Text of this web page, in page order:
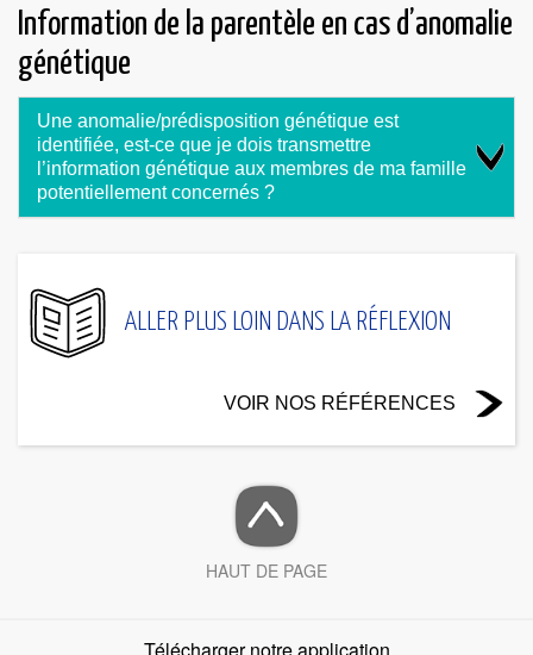
Information de la parentèle en cas d’anomalie
génétique
Une anomalie/prédisposition génétique est
identifiée, est-ce que je dois transmettre
l’information génétique aux membres de ma famille
potentiellement concernés ?
ALLER PLUS LOIN DANS LA RÉFLEXION
VOIR NOS RÉFÉRENCES
HAUT DE PAGE